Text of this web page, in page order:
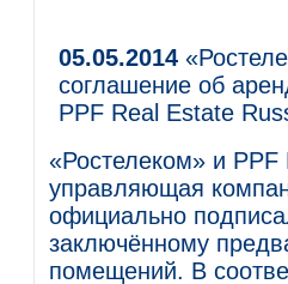
05.05.2014
соглашение об
PPF Real Estate
«Ростелеком» и
управляющая
официально
заключённому
помещений. В